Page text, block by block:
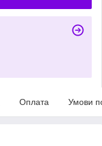
Оплата Умови